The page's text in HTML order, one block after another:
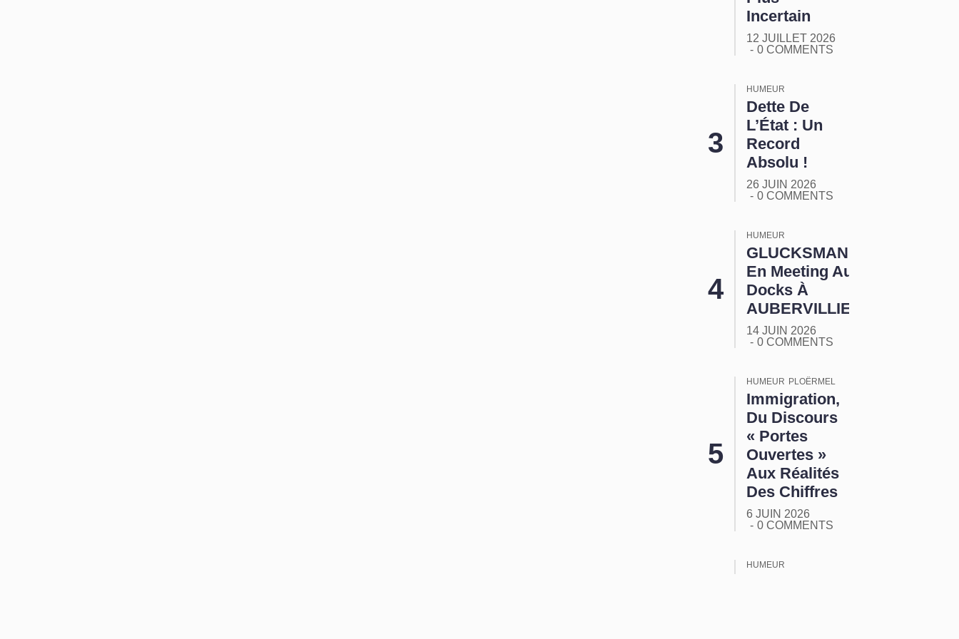
Incertain
12 JUILLET 2026
0 COMMENTS
HUMEUR
Dette De
L’État : Un
Record
Absolu !
26 JUIN 2026
0 COMMENTS
HUMEUR
GLUCKSMANN
En Meeting Aux
Docks À
AUBERVILLIERS
14 JUIN 2026
0 COMMENTS
HUMEUR PLOËRMEL
Immigration,
Du Discours
« Portes
Ouvertes »
Aux Réalités
Des Chiffres
6 JUIN 2026
0 COMMENTS
HUMEUR